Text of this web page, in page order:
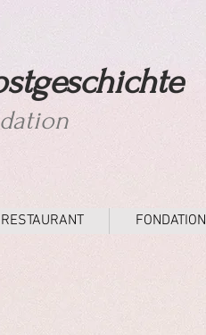
RESTAURANT FONDATION